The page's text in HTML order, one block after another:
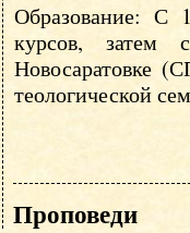
Образование: С
курсов, затем
Новосаратовке
теологической
Проповеди